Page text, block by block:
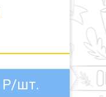
Р/шт.